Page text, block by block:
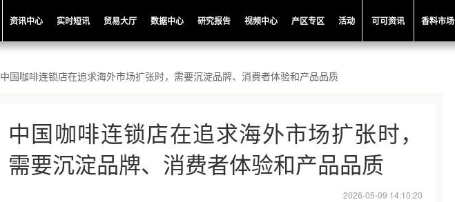
资讯中心 实时短讯 贸易大厅 数据中心 研究报告 视频中心 产区专区 活动 可可资讯 香料市场
中国咖啡连锁店在追求海外市场扩张时，需要沉淀品牌、消费者体验和产品品质
中国咖啡连锁店在追求海外市场扩张时，
需要沉淀品牌、消费者体验和产品品质
2026-05-09 14:10:20